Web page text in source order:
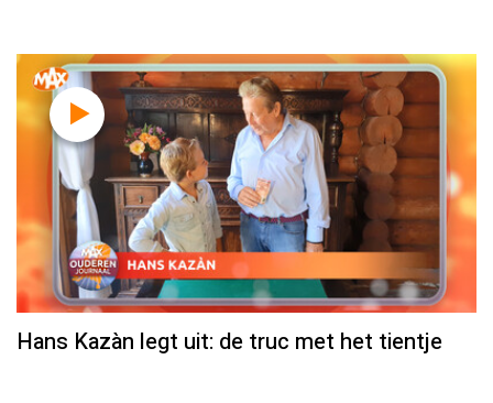
Hans Kazàn legt uit: de truc met het tientje